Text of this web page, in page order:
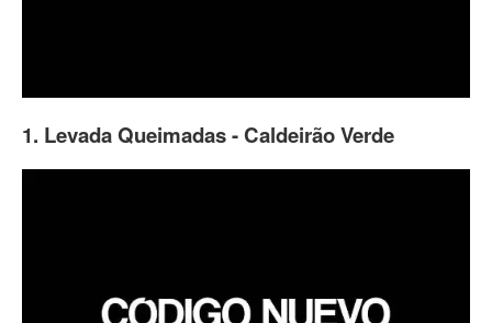
1. Levada Queimadas - Caldeirão Verde